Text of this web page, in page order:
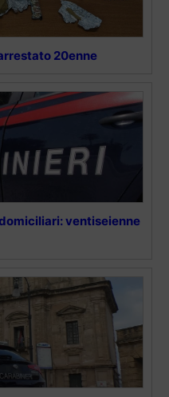
20enne
ventiseienne